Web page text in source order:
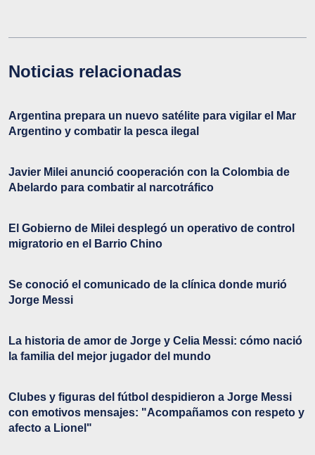
Noticias relacionadas
Argentina prepara un nuevo satélite para vigilar el Mar
Argentino y combatir la pesca ilegal
Javier Milei anunció cooperación con la Colombia de
Abelardo para combatir al narcotráfico
El Gobierno de Milei desplegó un operativo de control
migratorio en el Barrio Chino
Se conoció el comunicado de la clínica donde murió
Jorge Messi
La historia de amor de Jorge y Celia Messi: cómo nació
la familia del mejor jugador del mundo
Clubes y figuras del fútbol despidieron a Jorge Messi
con emotivos mensajes: "Acompañamos con respeto y
afecto a Lionel"